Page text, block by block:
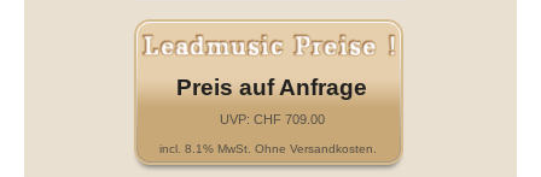
Preis auf Anfrage
UVP: CHF 709.00
incl. 8.1% MwSt. Ohne Versandkosten.